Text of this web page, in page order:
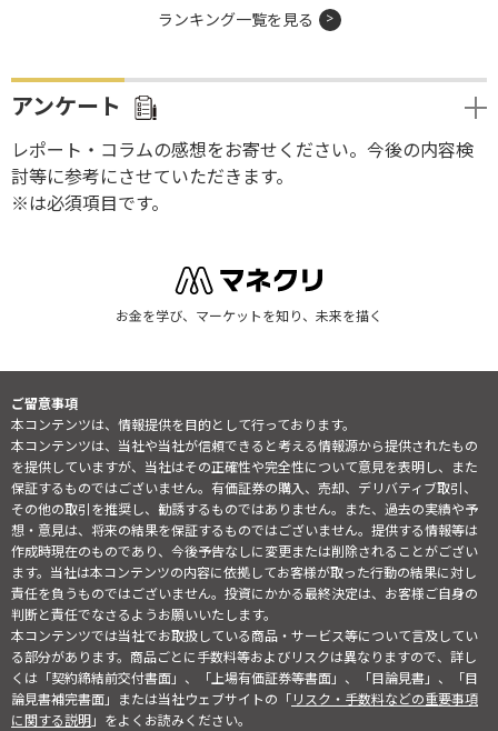
ランキング一覧を見る
アンケート
レポート・コラムの感想をお寄せください。今後の内容検
討等に参考にさせていただきます。
※は必須項目です。
お金を学び、マーケットを知り、未来を描く
ご留意事項
本コンテンツは、情報提供を目的として行っております。
本コンテンツは、当社や当社が信頼できると考える情報源から提供されたもの
を提供していますが、当社はその正確性や完全性について意見を表明し、また
保証するものではございません。有価証券の購入、売却、デリバティブ取引、
その他の取引を推奨し、勧誘するものではありません。また、過去の実績や予
想・意見は、将来の結果を保証するものではございません。提供する情報等は
作成時現在のものであり、今後予告なしに変更または削除されることがござい
ます。当社は本コンテンツの内容に依拠してお客様が取った行動の結果に対し
責任を負うものではございません。投資にかかる最終決定は、お客様ご自身の
判断と責任でなさるようお願いいたします。
本コンテンツでは当社でお取扱している商品・サービス等について言及してい
る部分があります。商品ごとに手数料等およびリスクは異なりますので、詳し
くは「契約締結前交付書面」、「上場有価証券等書面」、「目論見書」、「目
論見書補完書面」または当社ウェブサイトの「リスク・手数料などの重要事項
に関する説明」をよくお読みください。